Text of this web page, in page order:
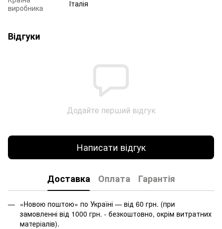
виробника
Італія
Відгуки
Додайте перший відгук
Написати відгук
Доставка Оплата Гарантія
«Новою поштою» по Україні — від 60 грн. (при
замовленні від 1000 грн. - безкоштовно, окрім витратних
матеріалів).